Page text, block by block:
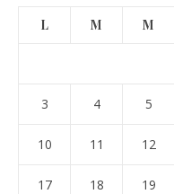
L M M
3 4 5
10 11 12
17 18 19